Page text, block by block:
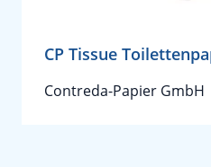
CP Tissue
Contreda-Papier GmbH